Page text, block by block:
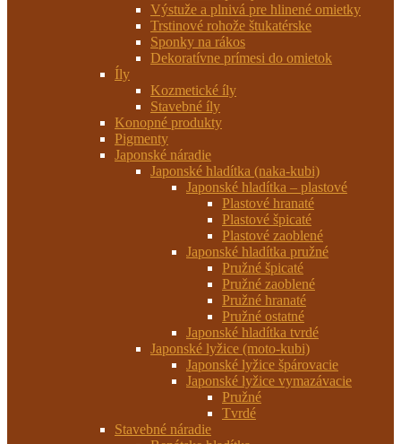
Výstuže a plnivá pre hlinené omietky
Trstinové rohože štukatérske
Sponky na rákos
Dekoratívne prímesi do omietok
Íly
Kozmetické íly
Stavebné íly
Konopné produkty
Pigmenty
Japonské náradie
Japonské hladítka (naka-kubi)
Japonské hladítka – plastové
Plastové hranaté
Plastové špicaté
Plastové zaoblené
Japonské hladítka pružné
Pružné špicaté
Pružné zaoblené
Pružné hranaté
Pružné ostatné
Japonské hladítka tvrdé
Japonské lyžice (moto-kubi)
Japonské lyžice špárovacie
Japonské lyžice vymazávacie
Pružné
Tvrdé
Stavebné náradie